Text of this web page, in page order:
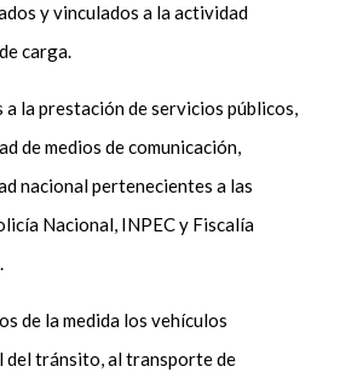
y vinculados a la actividad
carga.
a la prestación de servicios públicos,
de medios de comunicación,
nacional pertenecientes a las
Nacional, INPEC y Fiscalía
de la medida los vehículos
del tránsito, al transporte de